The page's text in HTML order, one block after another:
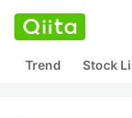
Trend Stock